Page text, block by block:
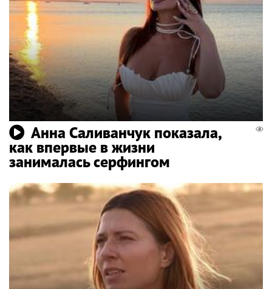
Анна Саливанчук показала,
как впервые в жизни
занималась серфингом